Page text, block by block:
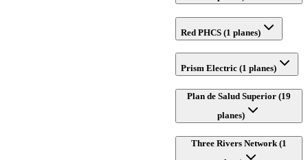
Red PHCS (1 planes)
Prism Electric (1 planes)
Plan de Salud Superior (19
planes)
Three Rivers Network (1